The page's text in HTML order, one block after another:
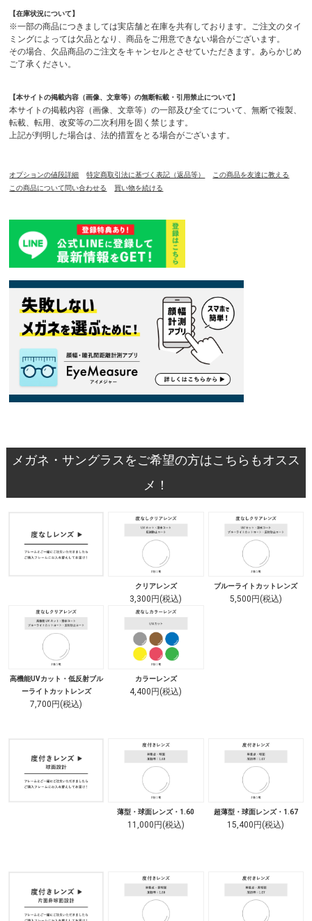
【在庫状況について】
※一部の商品につきましては実店舗と在庫を共有しております。ご注文のタイ
ミングによっては欠品となり、商品をご用意できない場合がございます。
その場合、欠品商品のご注文をキャンセルとさせていただきます。あらかじめ
ご了承ください。
【本サイトの掲載内容（画像、文章等）の無断転載・引用禁止について】
本サイトの掲載内容（画像、文章等）の一部及び全てについて、無断で複製、
転載、転用、改変等の二次利用を固く禁じます。
上記が判明した場合は、法的措置をとる場合がございます。
オプションの値段詳細 特定商取引法に基づく表記（返品等）
この商品を友達に教える
この商品について問い合わせる
買い物を続ける
メガネ・サングラスをご希望の方はこちらもオスス
メ！
クリアレンズ
3,300円(税込)
ブルーライトカットレンズ
5,500円(税込)
高機能UVカット・低反射ブル
ーライトカットレンズ
7,700円(税込)
カラーレンズ
4,400円(税込)
薄型・球面レンズ・1.60
11,000円(税込)
超薄型・球面レンズ・1.67
15,400円(税込)